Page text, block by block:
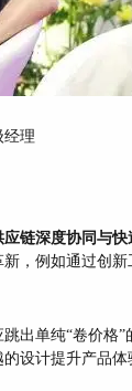
经理
链深度协同与快
，例如通过创
出单纯“卷价格”
设计提升产品